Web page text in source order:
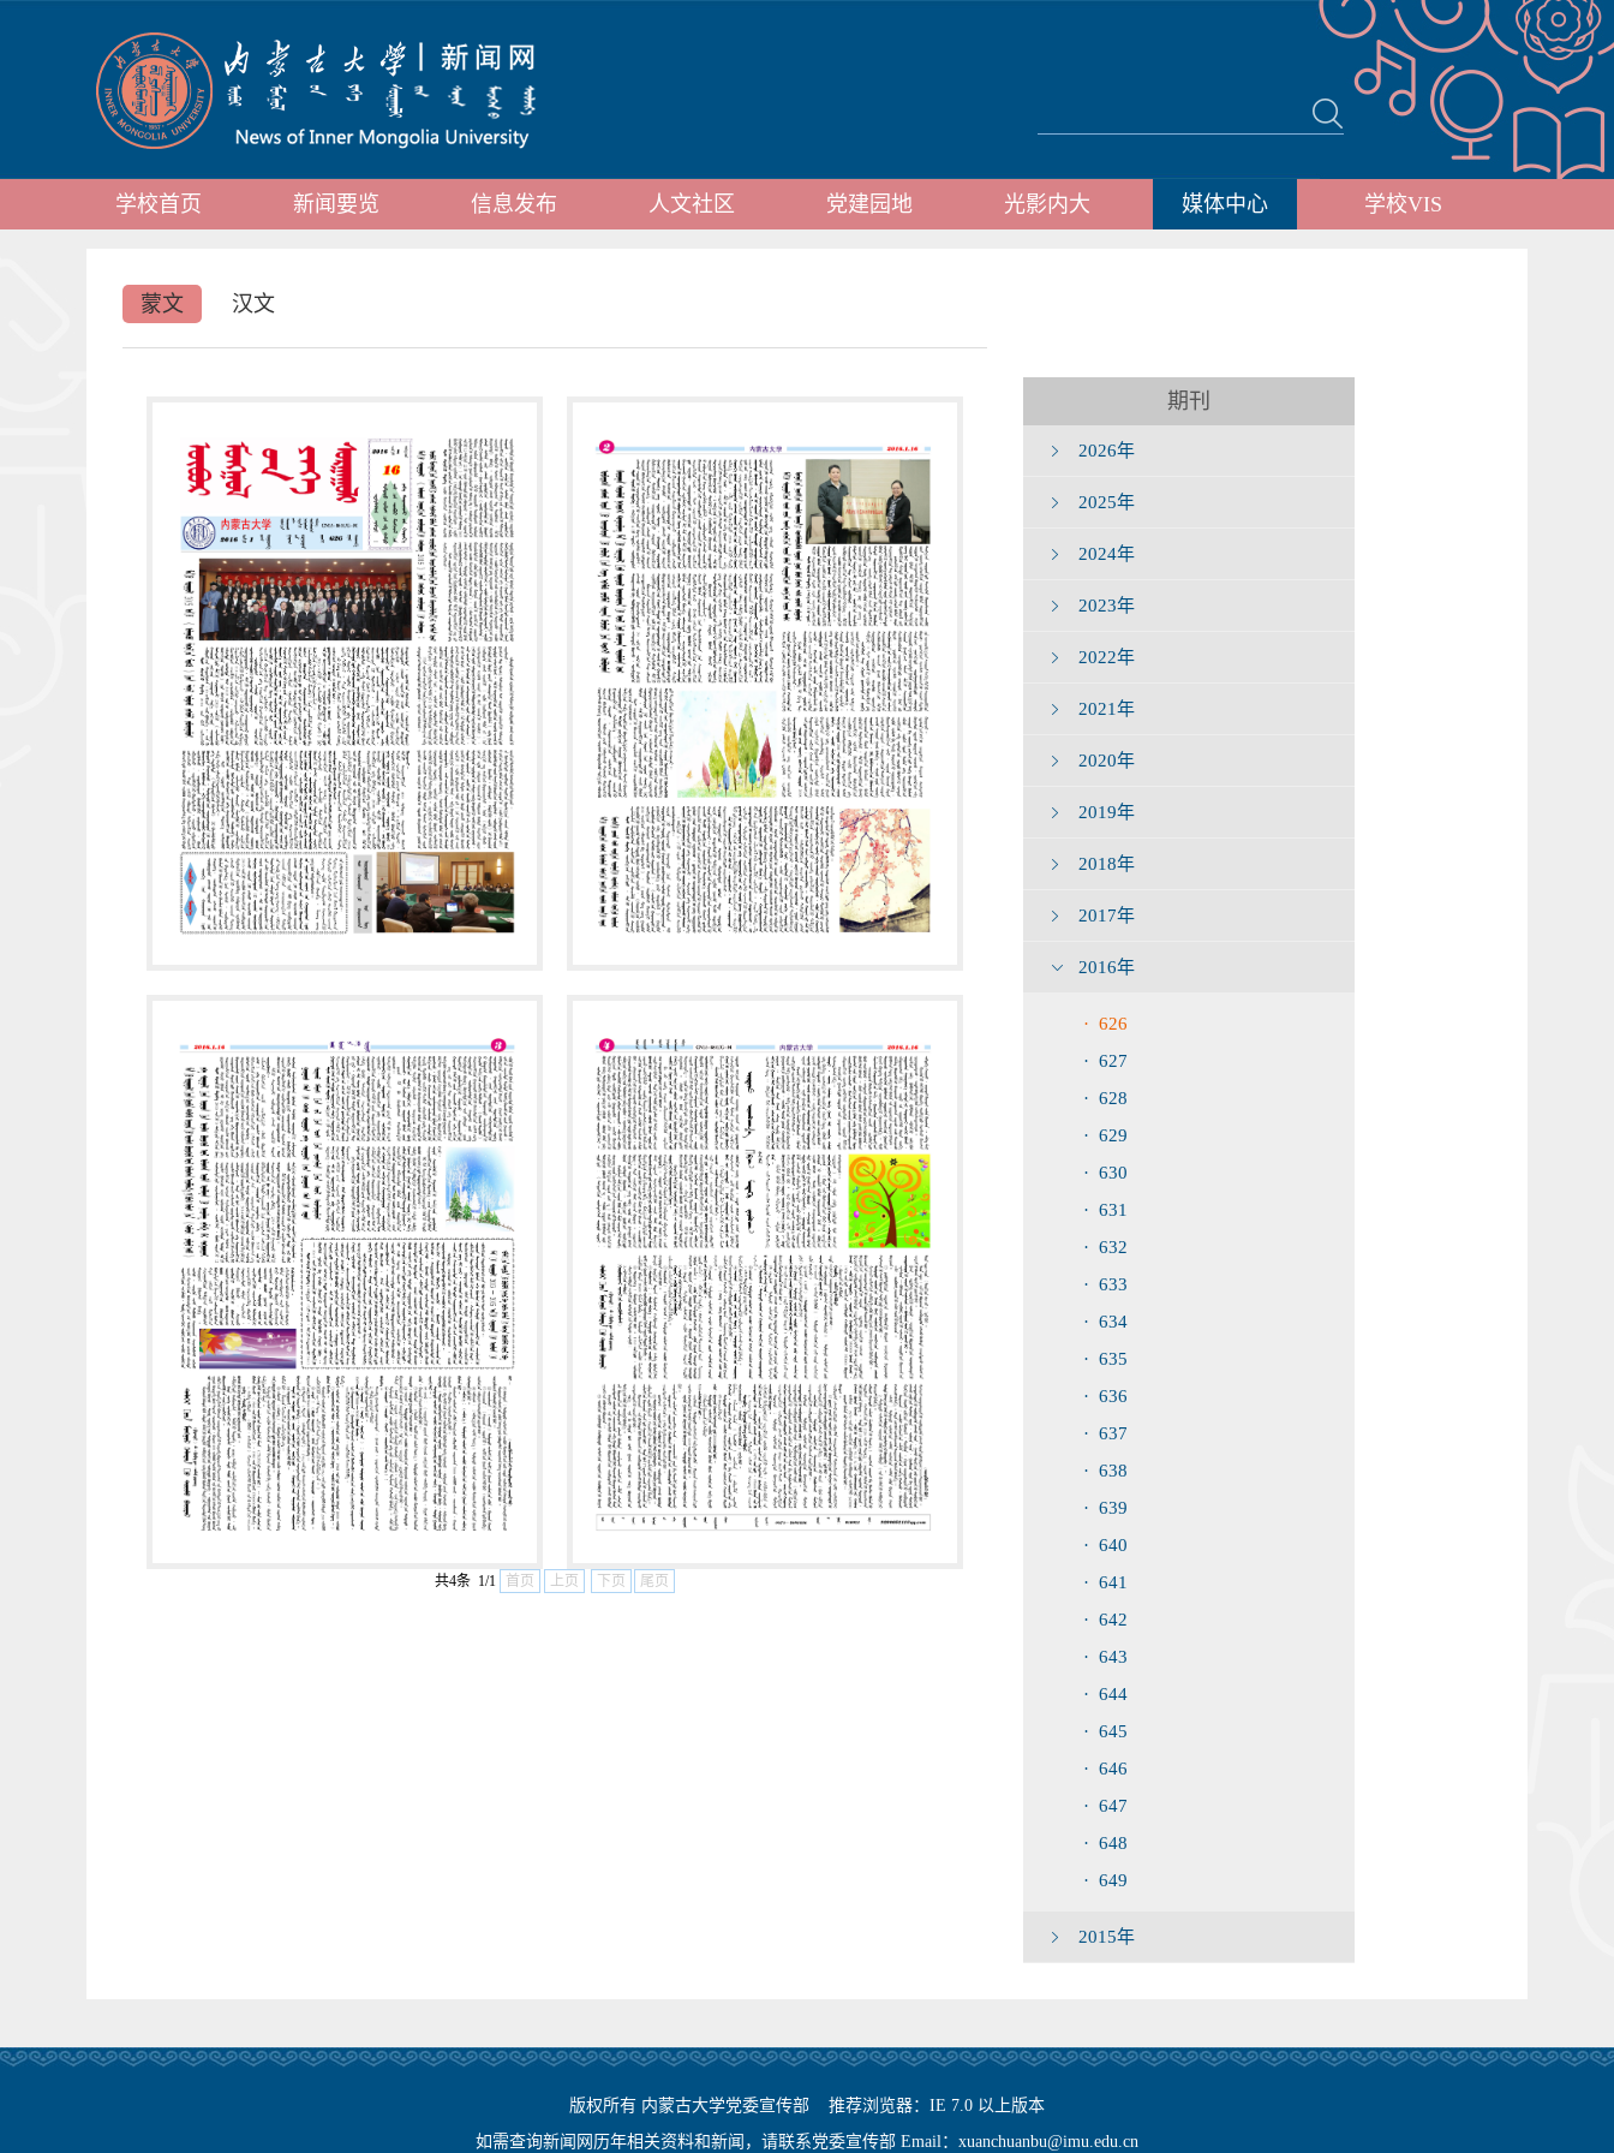
学校首页 新闻要览 信息发布 人文社区 党建园地 光影内大 媒体中心 学校VIS
蒙文 汉文
共4条 1/1 首页 上页 下页 尾页
期刊
2026年
2025年
2024年
2023年
2022年
2021年
2020年
2019年
2018年
2017年
2016年
· 626
· 627
· 628
· 629
· 630
· 631
· 632
· 633
· 634
· 635
· 636
· 637
· 638
· 639
· 640
· 641
· 642
· 643
· 644
· 645
· 646
· 647
· 648
· 649
2015年
版权所有 内蒙古大学党委宣传部 推荐浏览器：IE 7.0 以上版本
如需查询新闻网历年相关资料和新闻，请联系党委宣传部 Email：xuanchuanbu@imu.edu.cn